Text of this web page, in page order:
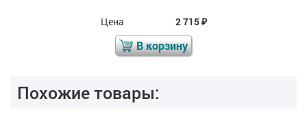
Цена 2 715₽
В корзину
Похожие товары: